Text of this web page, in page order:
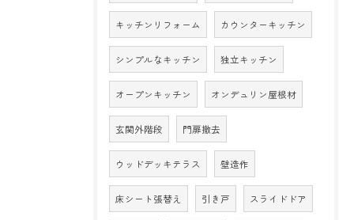
キッチンリフォーム カウンターキッチン
シンプルなキッチン 独立キッチン
オープンキッチン オンデュリン屋根材
玄関外階段 門扉撤去
ウッドデッキテラス 壁造作
床シート張替え 引き戸 スライドドア